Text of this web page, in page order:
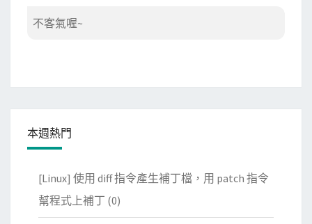
不客氣喔~
本週熱門
[Linux] 使用 diff 指令產生補丁檔，用 patch 指令
幫程式上補丁 (0)